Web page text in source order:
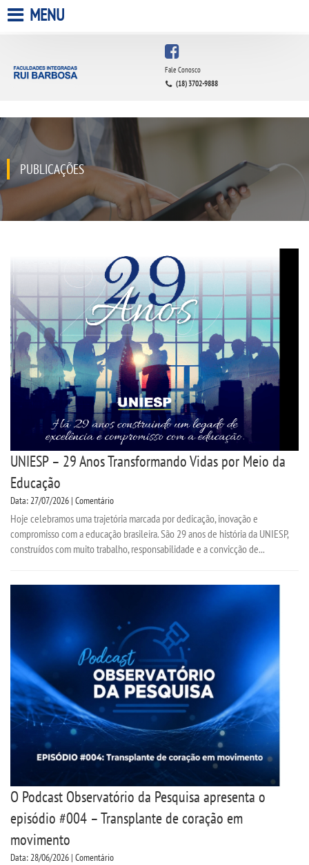
QUEM SOMOS
INFRAESTRUTURA
PROUNI
CURSOS
BACHARELADOS
LICENCIATURAS
TECNOLÓGICOS
VESTIBULAR
SEGUNDA GRADUAÇÃO
MATRÍCULA
EDITAL
DESTAQUES
MENU
Fale Conosco
(18) 3702-9888
PUBLICAÇÕES
UNIESP – 29 Anos Transformando Vidas por Meio da
Educação
Data: 27/07/2026 | Comentário
Hoje celebramos uma trajetória marcada por dedicação, inovação e
compromisso com a educação brasileira. São 29 anos de história da UNIESP,
construídos com muito trabalho, responsabilidade e a convicção de...
O Podcast Observatório da Pesquisa apresenta o
episódio #004 – Transplante de coração em
movimento
Data: 28/06/2026 | Comentário